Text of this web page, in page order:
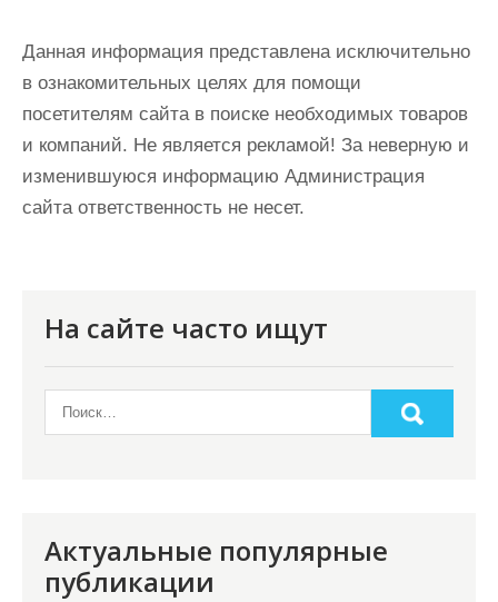
Данная информация представлена исключительно
в ознакомительных целях для помощи
посетителям сайта в поиске необходимых товаров
и компаний. Не является рекламой! За неверную и
изменившуюся информацию Администрация
сайта ответственность не несет.
На сайте часто ищут
Актуальные популярные
публикации